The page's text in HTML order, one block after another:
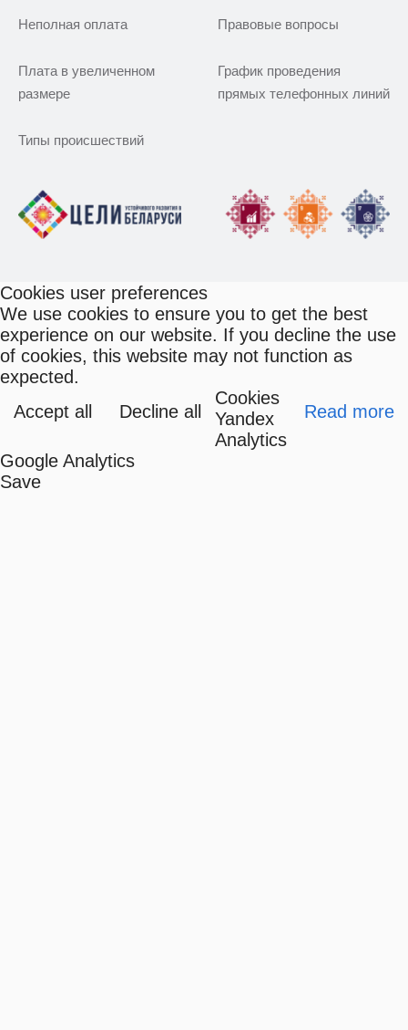
Неполная оплата
Плата в увеличенном
размере
Типы происшествий
Правовые вопросы
График проведения
прямых телефонных линий
Cookies user preferences
We use cookies to ensure you to get the best
experience on our website. If you decline the use
of cookies, this website may not function as
expected.
Accept all
Decline all Read more
Cookies
Yandex
Analytics
Google Analytics
Save